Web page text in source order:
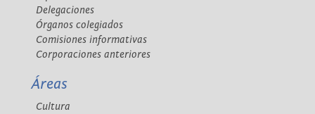
Delegaciones
Órganos colegiados
Comisiones informativas
Corporaciones anteriores
Áreas
Cultura